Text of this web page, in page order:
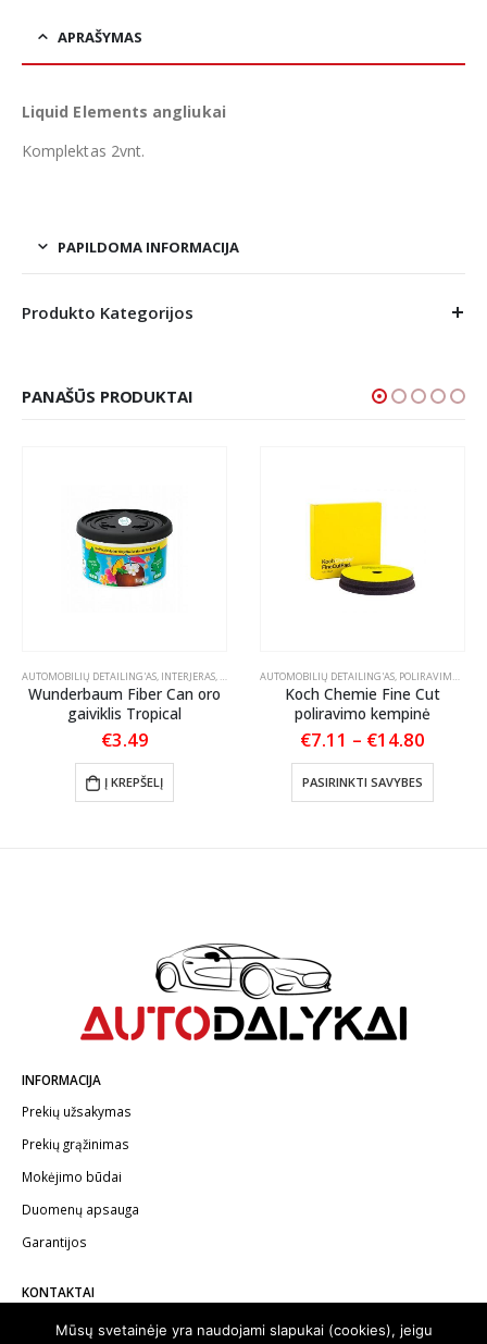
APRAŠYMAS
Liquid Elements angliukai
Komplektas 2vnt.
PAPILDOMA INFORMACIJA
Produkto Kategorijos
PANAŠŪS PRODUKTAI
PRIEŽIŪRA,TEKSTILĖS PRIEŽIŪRA
AUTOMOBILIŲ DETAILING'AS, INTERJERAS, KVAPAI AUTOMOBILIUI
Wunderbaum Fiber Can oro
gaiviklis Tropical
€3.49
Į KREPŠELĮ
AUTOMOBILIŲ DETAILING'AS, POLIRAVIMAS
Koch Chemie Fine Cut
poliravimo kempinė
€7.11 – €14.80
€14.80
PASIRINKTI SAVYBES
This product has multiple variants. The options may be chosen on the product page
INFORMACIJA
Prekių užsakymas
Prekių grąžinimas
Mokėjimo būdai
Duomenų apsauga
Garantijos
KONTAKTAI
Telefonas:+370 602 62622
Mūsų svetainėje yra naudojami slapukai (cookies), jeigu